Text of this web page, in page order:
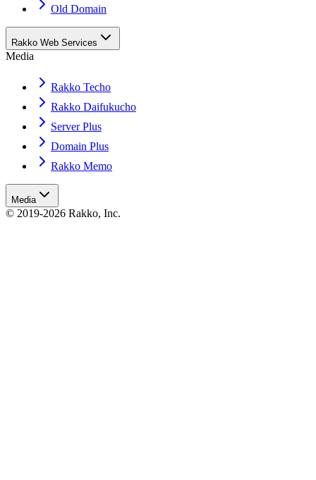
Old Domain
Rakko Web Services
Media
Rakko Techo
Rakko Daifukucho
Server Plus
Domain Plus
Rakko Memo
Media
© 2019-2026 Rakko, Inc.